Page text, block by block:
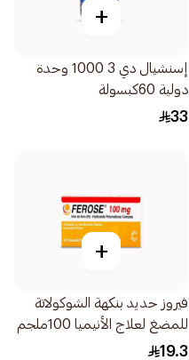
+
إسنشيال دي 3 1000 وحدة
دولية 60كبسولة
33
+
فيروز حديد بنكهة الشوكولاتة
للمضغ لعلاج الأنيميا 100ملجم
30قرص
19.3